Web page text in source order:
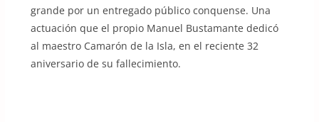
grande por un entregado público conquense. Una
actuación que el propio Manuel Bustamante dedicó
al maestro Camarón de la Isla, en el reciente 32
aniversario de su fallecimiento.